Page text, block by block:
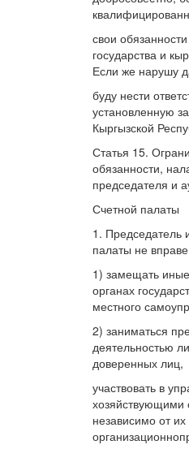
свои
государства и
Если же нарушу
буду нести
установленную
Кыргызской
Статья 15.
обязанности,
председателя и
Счетной палаты
1. Председатель
палаты не
1) замещать
органах
местного
2) заниматься
деятельностью
доверенных лиц,
участвовать в
хозяйствующими
независимо от их